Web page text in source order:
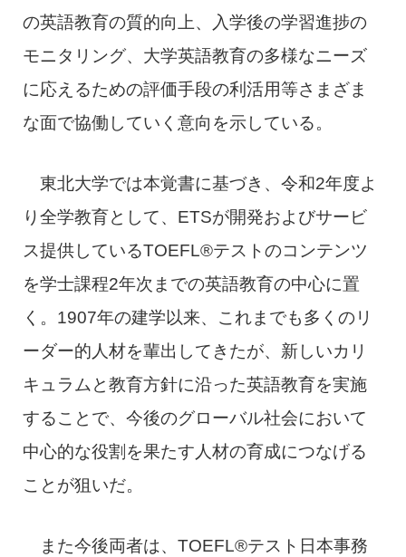
の英語教育の質的向上、入学後の学習進捗の
モニタリング、大学英語教育の多様なニーズ
に応えるための評価手段の利活用等さまざま
な面で協働していく意向を示している。
東北大学では本覚書に基づき、令和2年度よ
り全学教育として、ETSが開発およびサービ
ス提供しているTOEFL®テストのコンテンツ
を学士課程2年次までの英語教育の中心に置
く。1907年の建学以来、これまでも多くのリ
ーダー的人材を輩出してきたが、新しいカリ
キュラムと教育方針に沿った英語教育を実施
することで、今後のグローバル社会において
中心的な役割を果たす人材の育成につなげる
ことが狙いだ。
また今後両者は、TOEFL®テスト日本事務